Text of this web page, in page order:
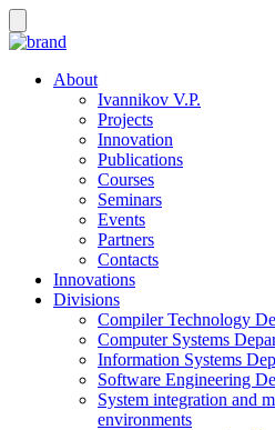
About
Ivannikov V.P.
Projects
Innovation
Publications
Courses
Seminars
Events
Partners
Contacts
Innovations
Divisions
Compiler Technology
Computer Systems
Information Systems
Software Engineering
System integration and
environments